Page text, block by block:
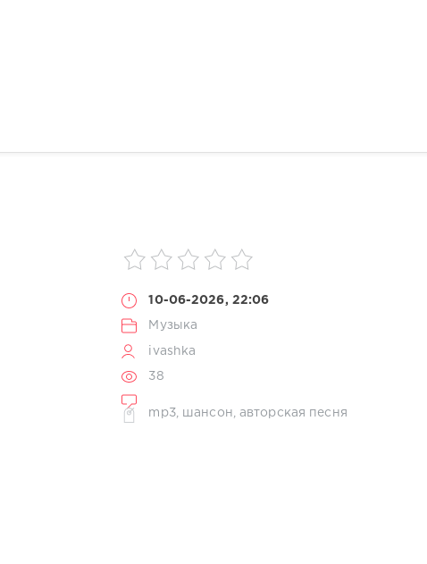
10-06-2026, 22:06
Музыка
ivashka
38
mp3, шансон ,авторская песня